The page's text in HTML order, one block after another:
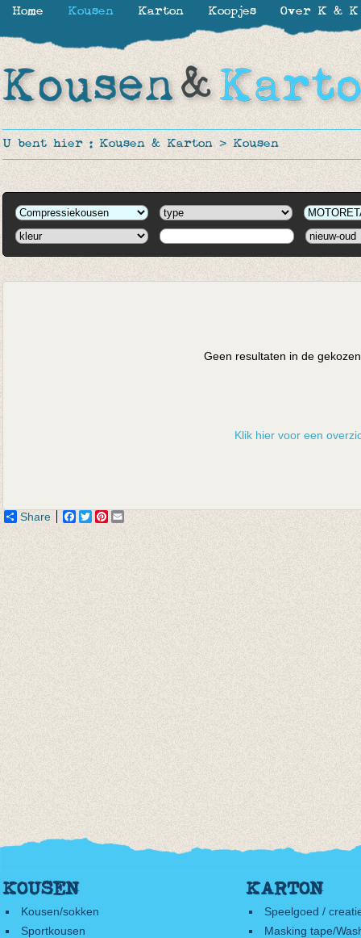
U bent hier : Kousen & Karton > Kousen
Geen resultaten in de
Klik hier voor een
Share Facebook
TwitterPinterest
KOUSEN
Kousen/sokken
Sportkousen
KARTON
Speelgoed /
Masking tape/
Home Kousen Karton Koopjes Over K & K